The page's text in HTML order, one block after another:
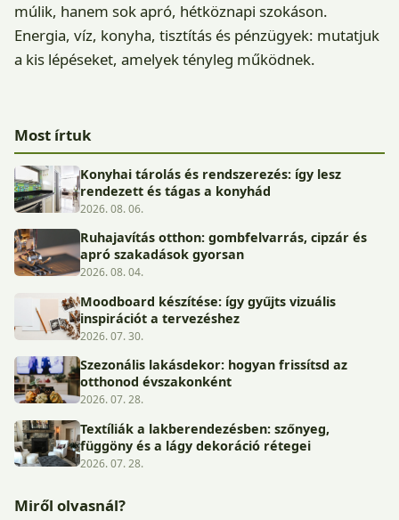
múlik, hanem sok apró, hétköznapi szokáson.
Energia, víz, konyha, tisztítás és pénzügyek: mutatjuk
a kis lépéseket, amelyek tényleg működnek.
Most írtuk
Konyhai tárolás és rendszerezés: így lesz
rendezett és tágas a konyhád
2026. 08. 06.
Ruhajavítás otthon: gombfelvarrás, cipzár és
apró szakadások gyorsan
2026. 08. 04.
Moodboard készítése: így gyűjts vizuális
inspirációt a tervezéshez
2026. 07. 30.
Szezonális lakásdekor: hogyan frissítsd az
otthonod évszakonként
2026. 07. 28.
Textíliák a lakberendezésben: szőnyeg,
függöny és a lágy dekoráció rétegei
2026. 07. 28.
Miről olvasnál?